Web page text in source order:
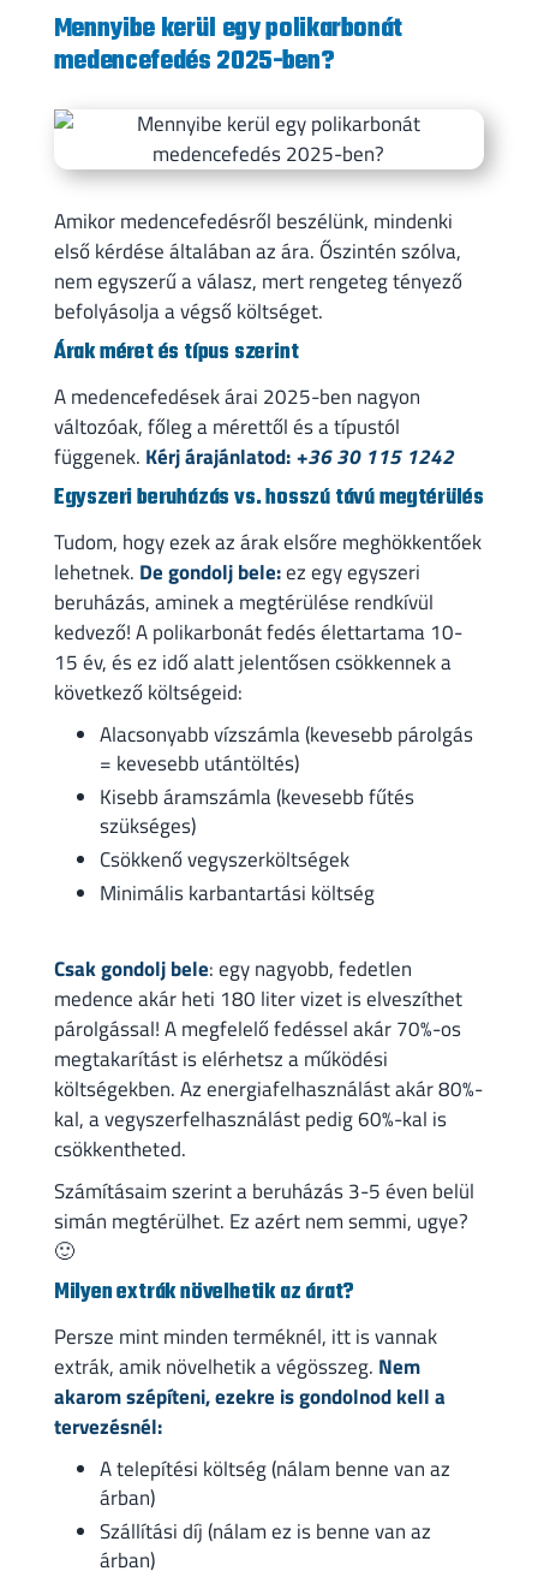
Mennyibe kerül egy polikarbonát
medencefedés 2025-ben?
Amikor medencefedésről beszélünk, mindenki
első kérdése általában az ára. Őszintén szólva,
nem egyszerű a válasz, mert rengeteg tényező
befolyásolja a végső költséget.
Árak méret és típus szerint
A medencefedések árai 2025-ben nagyon
változóak, főleg a mérettől és a típustól
függenek. Kérj árajánlatod:+36 30 115 1242
Egyszeri beruházás vs. hosszú távú megtérülés
Tudom, hogy ezek az árak elsőre meghökkentőek
lehetnek. De gondolj bele:ez egy egyszeri
beruházás, aminek a megtérülése rendkívül
kedvező! A polikarbonát fedés élettartama 10-
15 év, és ez idő alatt jelentősen csökkennek a
következő költségeid:
Alacsonyabb vízszámla (kevesebb párolgás
= kevesebb utántöltés)
Kisebb áramszámla (kevesebb fűtés
szükséges)
Csökkenő vegyszerköltségek
Minimális karbantartási költség
Csak gondolj bele: egy nagyobb, fedetlen
medence akár heti 180 liter vizet is elveszíthet
párolgással! A megfelelő fedéssel akár 70%-os
megtakarítást is elérhetsz a működési
költségekben. Az energiafelhasználást akár 80%-
kal, a vegyszerfelhasználást pedig 60%-kal is
csökkentheted.
Számításaim szerint a beruházás 3-5 éven belül
simán megtérülhet. Ez azért nem semmi, ugye?
🙂
Milyen extrák növelhetik az árat?
Persze mint minden terméknél, itt is vannak
extrák, amik növelhetik a végösszeg. Nem
akarom szépíteni, ezekre is gondolnod kell a
tervezésnél:
A telepítési költség (nálam benne van az
árban)
Szállítási díj (nálam ez is benne van az
árban)